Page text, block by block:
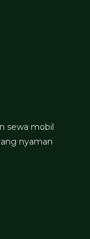
sewa mobil
nyaman